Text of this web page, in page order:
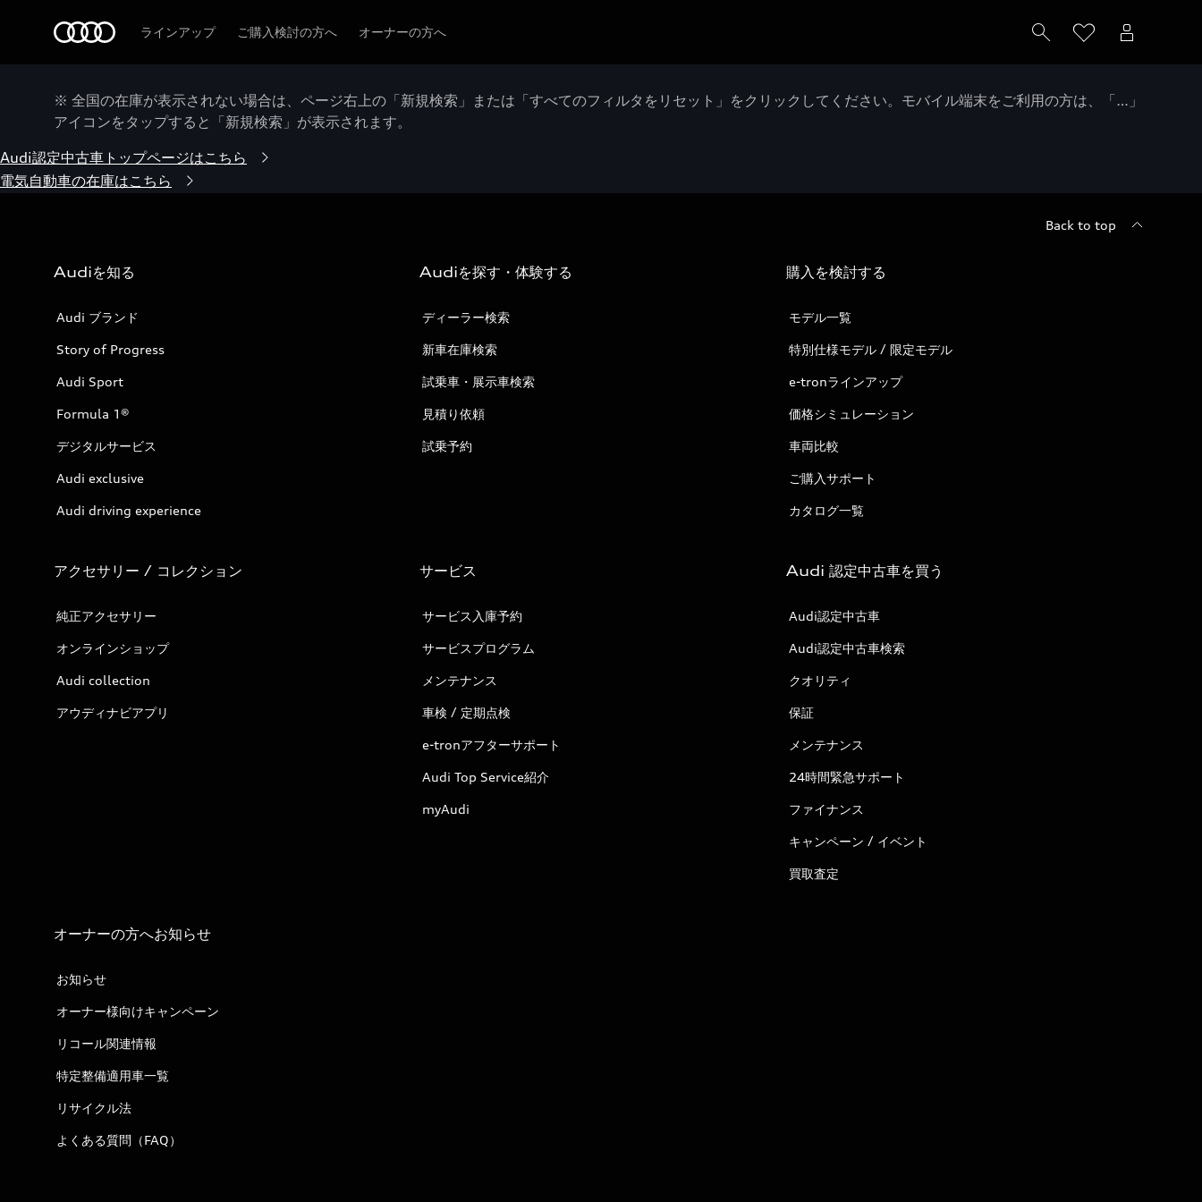
ラインアップ ご購入検討の方へ オーナーの方へ
※ 全国の在庫が表示されない場合は、ページ右上の「新規検索」または「すべてのフィルタをリセット」をクリックしてください。モバイル端末をご利用の方は、「…」
アイコンをタップすると「新規検索」が表示されます。
Audi認定中古車トップページはこちら
電気自動車の在庫はこちら
Back to top
Audiを知る
Audi ブランド
Story of Progress
Audi Sport
Formula 1®
デジタルサービス
Audi exclusive
Audi driving experience
Audiを探す・体験する
ディーラー検索
新車在庫検索
試乗車・展示車検索
見積り依頼
試乗予約
購入を検討する
モデル一覧
特別仕様モデル / 限定モデル
e-tronラインアップ
価格シミュレーション
車両比較
ご購入サポート
カタログ一覧
アクセサリー / コレクション
純正アクセサリー
オンラインショップ
Audi collection
アウディナビアプリ
サービス
サービス入庫予約
サービスプログラム
メンテナンス
車検 / 定期点検
e-tronアフターサポート
Audi Top Service紹介
myAudi
Audi 認定中古車を買う
Audi認定中古車
Audi認定中古車検索
クオリティ
保証
メンテナンス
24時間緊急サポート
ファイナンス
キャンペーン / イベント
買取査定
オーナーの方へお知らせ
お知らせ
オーナー様向けキャンペーン
リコール関連情報
特定整備適用車一覧
リサイクル法
よくある質問（FAQ）